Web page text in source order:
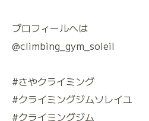
プロフィールへは
@climbing_gym_soleil
#さやクライミング
#クライミングジムソレイユ
#クライミングジム